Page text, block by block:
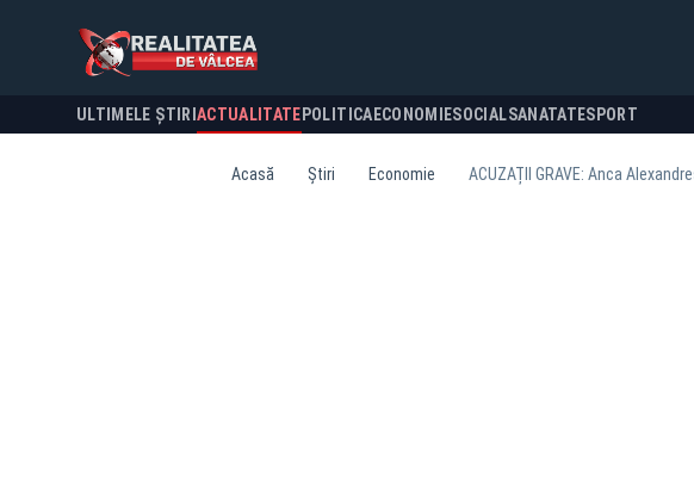
ULTIMELE ȘTIRI ACTUALITATE POLITICA ECONOMIESOCIALSANATATESPORT
Acasă Știri Economie ACUZAȚII GRAVE: Anca